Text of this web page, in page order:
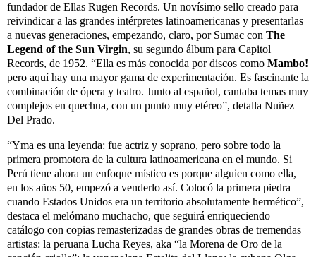
fundador de Ellas Rugen Records. Un novísimo sello creado para
reivindicar a las grandes intérpretes latinoamericanas y presentarlas
a nuevas generaciones, empezando, claro, por Sumac con The
Legend of the Sun Virgin, su segundo álbum para Capitol
Records, de 1952. “Ella es más conocida por discos como Mambo!
pero aquí hay una mayor gama de experimentación. Es fascinante la
combinación de ópera y teatro. Junto al español, cantaba temas muy
complejos en quechua, con un punto muy etéreo”, detalla Nuñez
Del Prado.
“Yma es una leyenda: fue actriz y soprano, pero sobre todo la
primera promotora de la cultura latinoamericana en el mundo. Si
Perú tiene ahora un enfoque místico es porque alguien como ella,
en los años 50, empezó a venderlo así. Colocó la primera piedra
cuando Estados Unidos era un territorio absolutamente hermético”,
destaca el melómano muchacho, que seguirá enriqueciendo
catálogo con copias remasterizadas de grandes obras de tremendas
artistas: la peruana Lucha Reyes, aka “la Morena de Oro de la